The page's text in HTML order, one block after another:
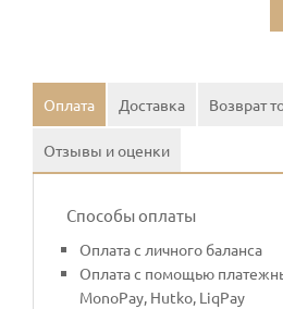
Оплата Доставка Возврат
Отзывы и оценки
Способы оплаты
Оплата с личного баланса
Оплата с помощью
MonoPay, Hutko, LiqPay